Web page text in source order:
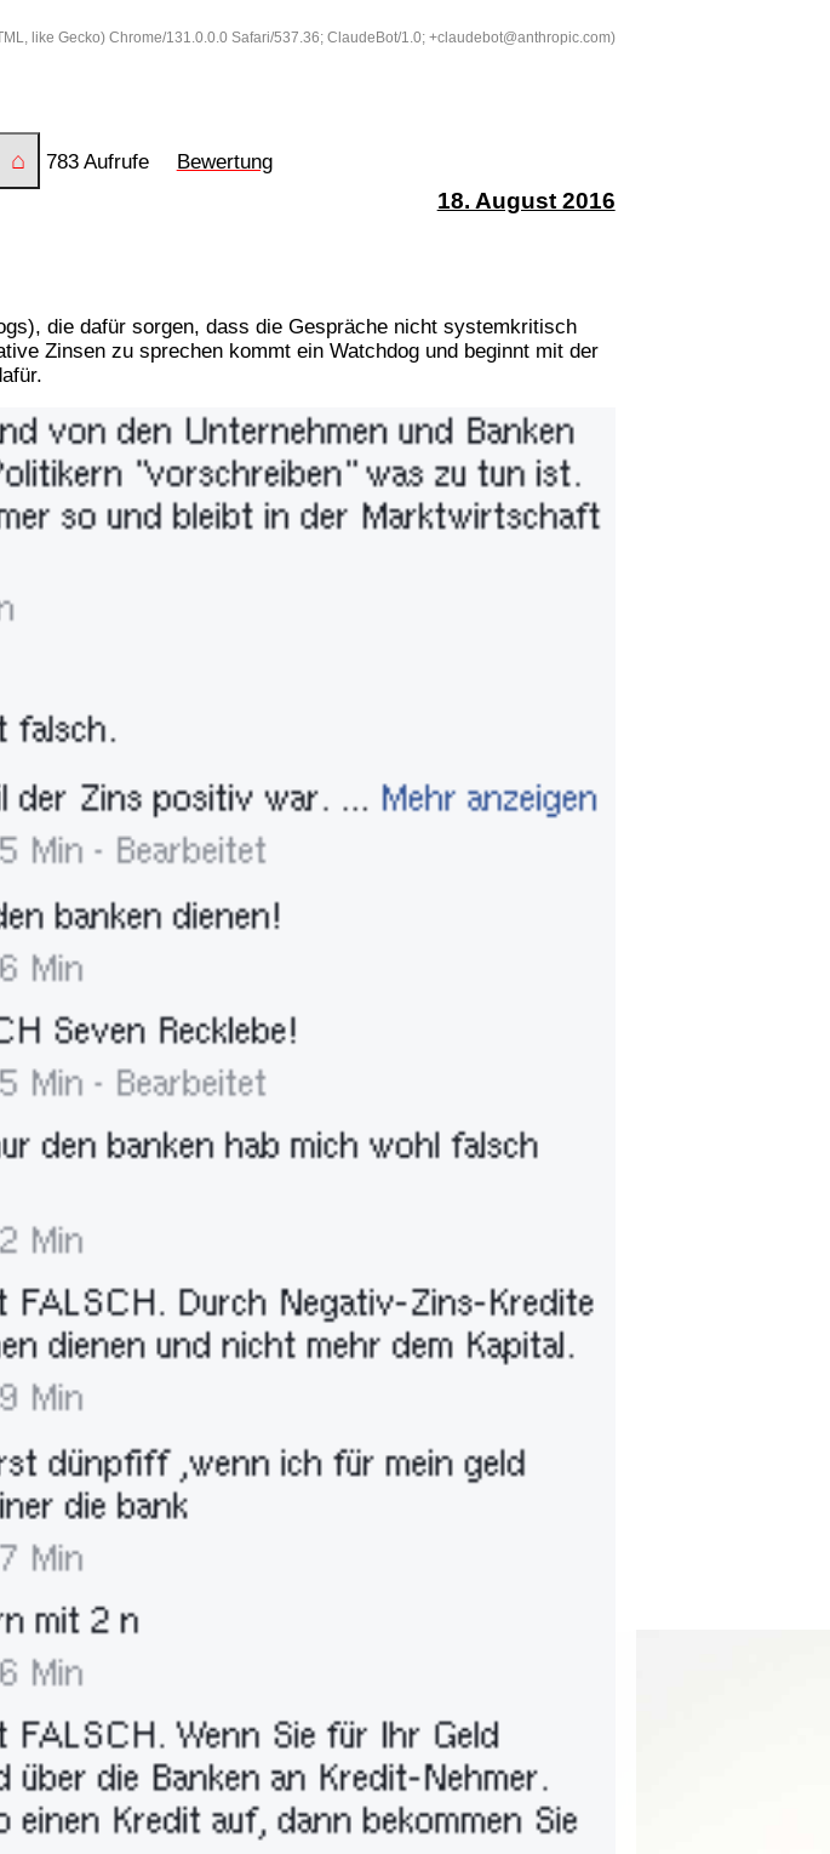
like Gecko) Chrome/131.0.0.0 Safari/537.36; ClaudeBot/1.0; +claudebot@anthropic.com)
⌂ 783 Aufrufe Bewertung
18. August 2016
die dafür sorgen, dass die Gespräche nicht systemkritisch
Zinsen zu sprechen kommt ein Watchdog und beginnt mit der